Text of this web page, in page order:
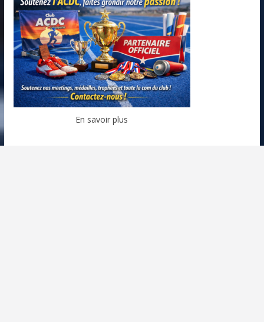
En savoir plus